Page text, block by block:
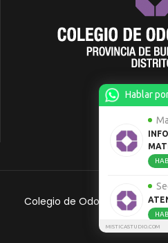
Hablar
MISTICASTUDIO.COM
Colegio de Odontólogos